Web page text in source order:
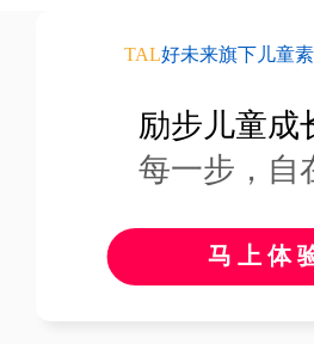
TAL好未来旗下儿童
励步儿童成
每一步，自
马上体